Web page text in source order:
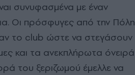
συνυφασμένα με έναν
Οι πρόσφυγες από την Πόλη
το club ώστε να στεγάσουν
και τα ανεκπλήρωτα όνειρά
του ξεριζωμού έμελλε να